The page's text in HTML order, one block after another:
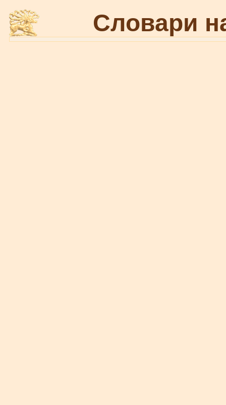
Словари